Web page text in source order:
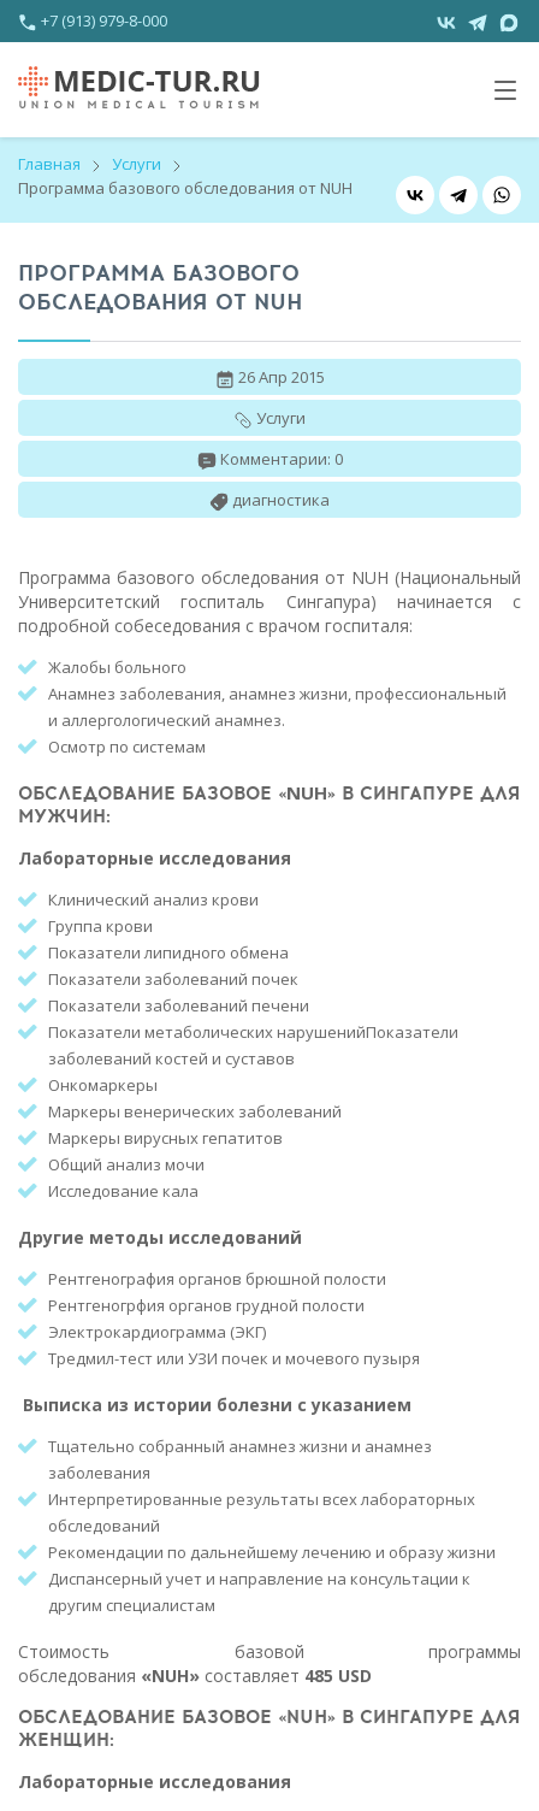
+7 (913) 979-8-000
Главная
Услуги
Программа базового обследования от NUH
ПРОГРАММА БАЗОВОГО
ОБСЛЕДОВАНИЯ ОТ NUH
26 Апр 2015
Услуги
Комментарии: 0
диагностика
Программа базового обследования от NUH (Национальный
Университетский госпиталь Сингапура) начинается с
подробной собеседования с врачом госпиталя:
Жалобы больного
Анамнез заболевания, анамнез жизни, профессиональный
и аллергологический анамнез.
Осмотр по системам
ОБСЛЕДОВАНИЕ БАЗОВОЕ «NUH» В СИНГАПУРЕ ДЛЯ
МУЖЧИН:
Лабораторные исследования
Клинический анализ крови
Группа крови
Показатели липидного обмена
Показатели заболеваний почек
Показатели заболеваний печени
Показатели метаболических нарушенийПоказатели
заболеваний костей и суставов
Онкомаркеры
Маркеры венерических заболеваний
Маркеры вирусных гепатитов
Общий анализ мочи
Исследование кала
Другие методы исследований
Рентгенография органов брюшной полости
Рентгеногрфия органов грудной полости
Электрокардиограмма (ЭКГ)
Тредмил-тест или УЗИ почек и мочевого пузыря
Выписка из истории болезни с указанием
Тщательно собранный анамнез жизни и анамнез
заболевания
Интерпретированные результаты всех лабораторных
обследований
Рекомендации по дальнейшему лечению и образу жизни
Диспансерный учет и направление на консультации к
другим специалистам
Стоимость базовой программы
обследования «NUH» составляет 485 USD
ОБСЛЕДОВАНИЕ БАЗОВОЕ «NUH» В СИНГАПУРЕ ДЛЯ
ЖЕНЩИН:
Лабораторные исследования